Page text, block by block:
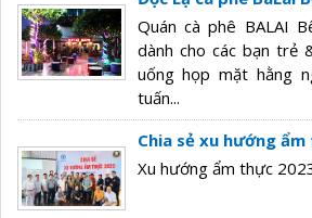
Quán cà phê BALAI
dành cho các bạn trẻ
uống họp mặt hằng
tuấn...
Chia sẻ xu hướng
Xu hướng ẩm thực